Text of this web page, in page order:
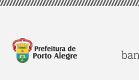
Pular
principal